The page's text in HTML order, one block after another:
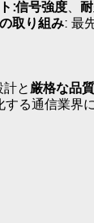
:信号強度、
取り組み: 最
計と 厳格な品
する通信業界